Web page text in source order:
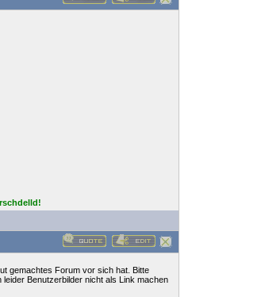
gemachtes Forum vor sich hat. Bitte
Benutzerbilder nicht als Link machen